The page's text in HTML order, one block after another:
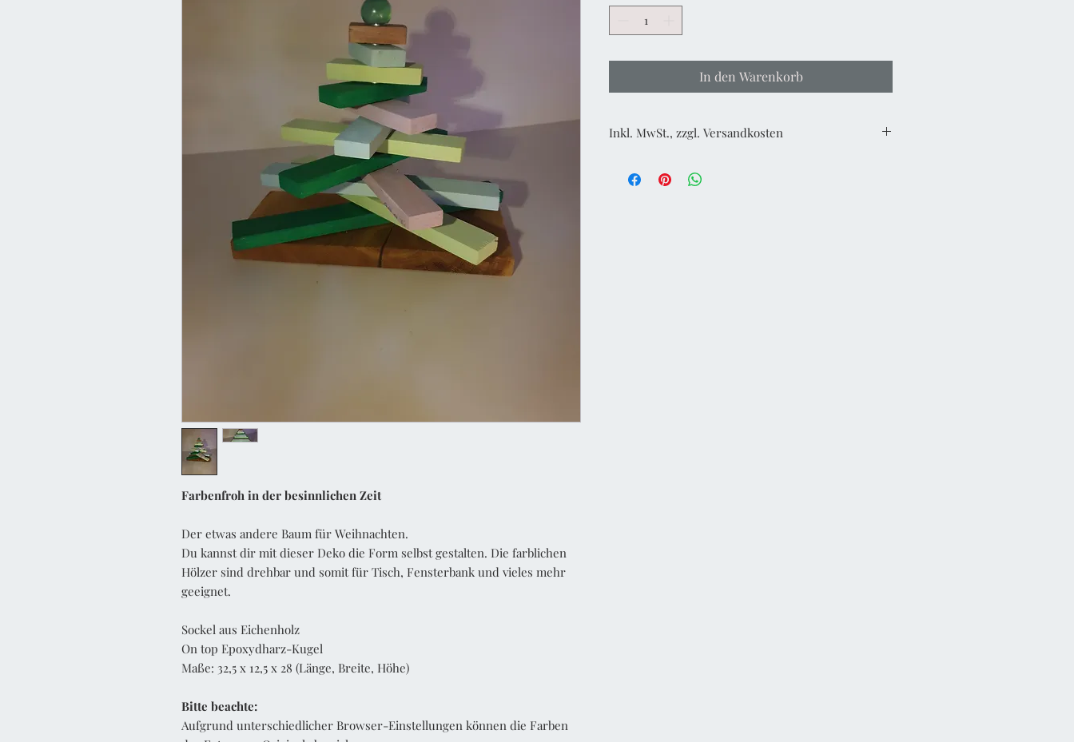
Farbenfroh in der besinnlichen Zeit
Der etwas andere Baum für Weihnachten.
Du kannst dir mit dieser Deko die Form selbst gestalten. Die farblichen
Hölzer sind drehbar und somit für Tisch, Fensterbank und vieles mehr
geeignet.
Sockel aus Eichenholz
On top Epoxydharz-Kugel
Maße: 32,5 x 12,5 x 28 (Länge, Breite, Höhe)
Bitte beachte:
Aufgrund unterschiedlicher Browser-Einstellungen können die Farben
In den Warenkorb
Inkl. MwSt., zzgl. Versandkosten